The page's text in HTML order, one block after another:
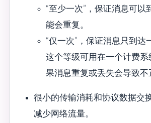
“至少一次”，保证消息可以
能会重复。
“仅一次”，保证消息只到达
这个等级可用在一个计费系
果消息重复或丢失会导致不
很小的传输消耗和协议数据交
减少网络流量。